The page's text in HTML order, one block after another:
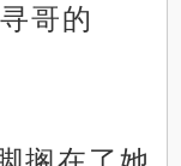
哥的